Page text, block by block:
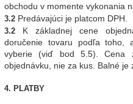
obchodu v momente vykonania
3.2 Predávajúci je platcom DPH.
3.2
K základnej cene
doručenie tovaru podľa toho,
vyberie (viď bod 5.5). Cena
objednávku, nie za kus. Balné je
4. PLATBY